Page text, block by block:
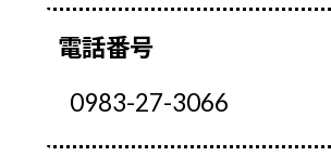
電話番号
0983-27-3066